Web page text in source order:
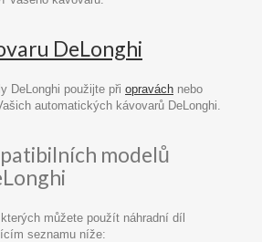
DeLonghi
DeLonghi použijte při opravách nebo
automatických kávovarů DeLonghi.
modelů
můžete použít náhradní díl
seznamu níže: